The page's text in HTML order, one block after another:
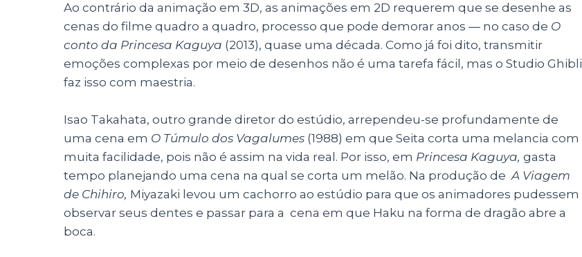
Ao contrário da animação em 3D, as animações em 2D requerem que se desenhe as
cenas do filme quadro a quadro, processo que pode demorar anos ― no caso de O
conto da Princesa Kaguya (2013), quase uma década. Como já foi dito, transmitir
emoções complexas por meio de desenhos não é uma tarefa fácil, mas o Studio Ghibli
faz isso com maestria.
Isao Takahata, outro grande diretor do estúdio, arrependeu-se profundamente de
uma cena em O Túmulo dos Vagalumes (1988) em que Seita corta uma melancia com
muita facilidade, pois não é assim na vida real. Por isso, em Princesa Kaguya, gasta
tempo planejando uma cena na qual se corta um melão. Na produção deA Viagem
de Chihiro, Miyazaki levou um cachorro ao estúdio para que os animadores pudessem
observar seus dentes e passar para a cena em que Haku na forma de dragão abre a
boca.